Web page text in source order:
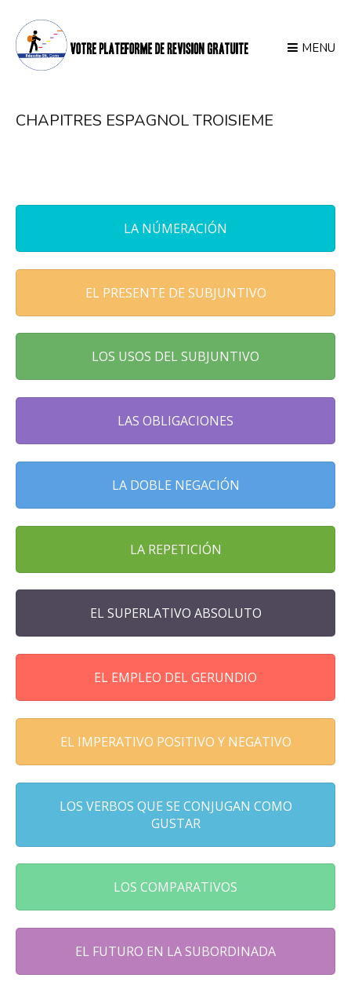
MENU
CHAPITRES ESPAGNOL TROISIEME
LA NÚMERACIÓN
EL PRESENTE DE SUBJUNTIVO
LOS USOS DEL SUBJUNTIVO
LAS OBLIGACIONES
LA DOBLE NEGACIÓN
LA REPETICIÓN
EL SUPERLATIVO ABSOLUTO
EL EMPLEO DEL GERUNDIO
EL IMPERATIVO POSITIVO Y NEGATIVO
LOS VERBOS QUE SE CONJUGAN COMO
GUSTAR
LOS COMPARATIVOS
EL FUTURO EN LA SUBORDINADA